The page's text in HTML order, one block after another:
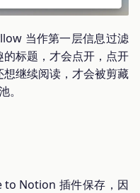
当作第一层信息过滤
标题，才会点开，点开
继续阅读，才会被剪藏
to Notion 插件保存，因